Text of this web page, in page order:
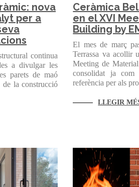
nova
per a
continua
a divulgar les
parets de maó
la construcció
Ceràmica
en el XVI
Building by
El mes de març
Terrassa va acollir
Meeting de
consolidat ja
referència per als
LLEGIR